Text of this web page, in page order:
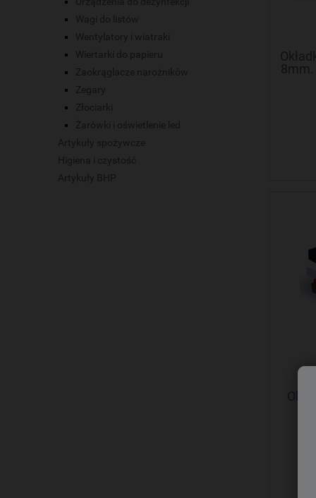
Wagi do listów
Wentylatory i wiatraki
Wiertarki do papieru
Zaokrąglacze narożników
Zegary
Złociarki
Żarówki i oświetlenie led
Artykuły spożywcze
Higiena i czystość
Artykuły BHP